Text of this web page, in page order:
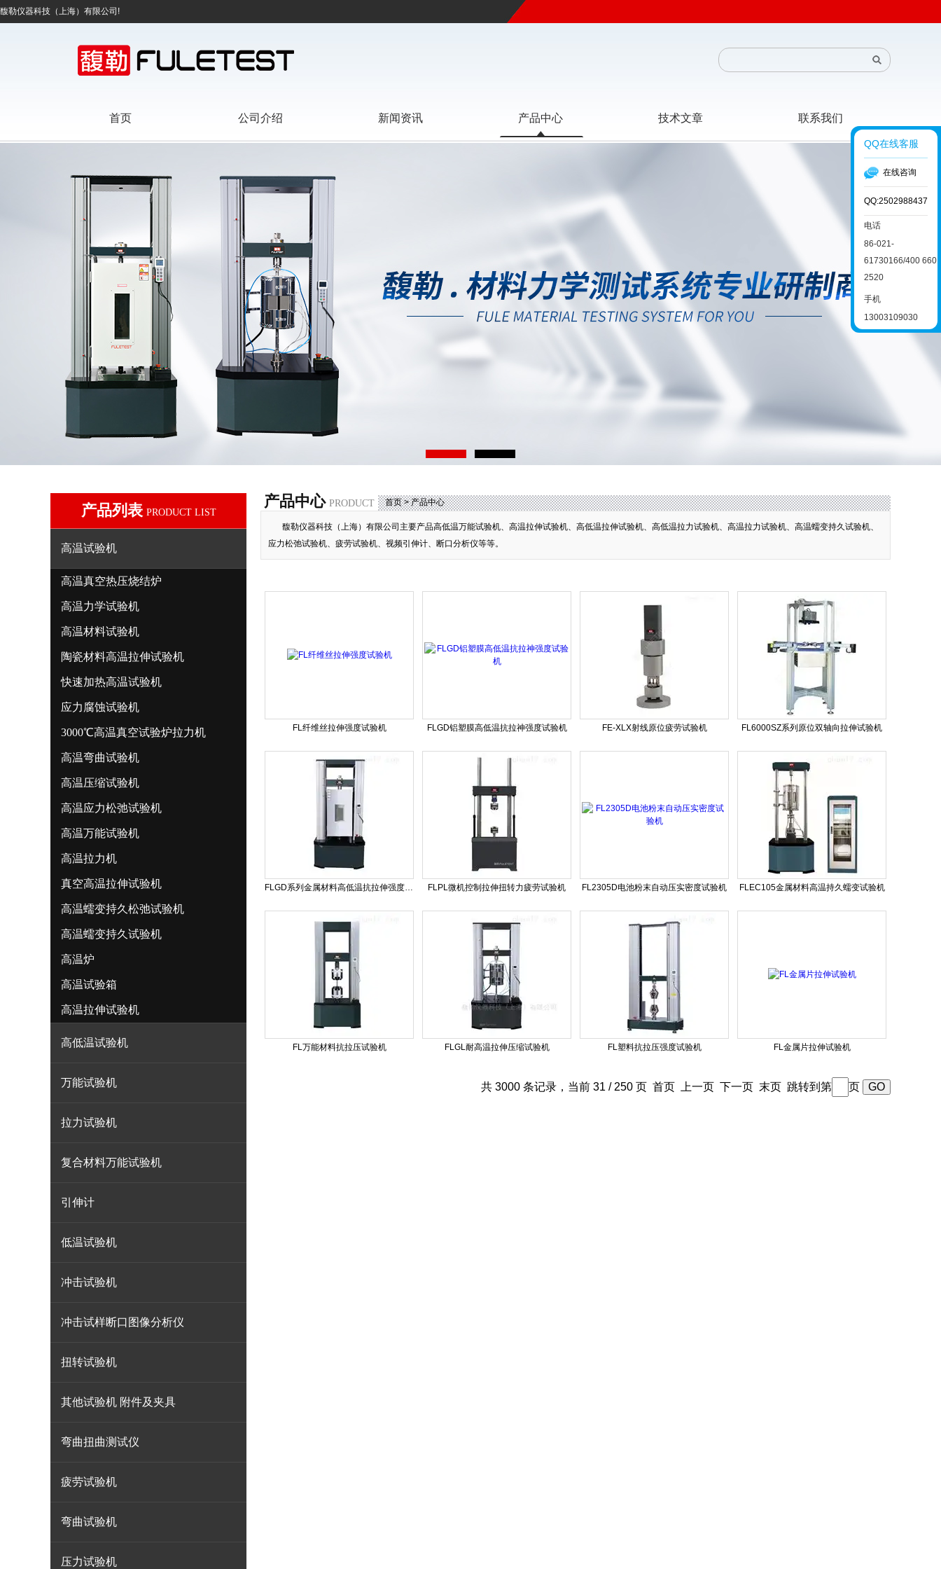
馥勒仪器科技（上海）有限公司!
首页 公司介绍 新闻资讯 产品中心 技术文章 联系我们
产品列表 PRODUCT LIST
高温试验机
高温真空热压烧结炉
高温力学试验机
高温材料试验机
陶瓷材料高温拉伸试验机
快速加热高温试验机
应力腐蚀试验机
3000℃高温真空试验炉拉力机
高温弯曲试验机
高温压缩试验机
高温应力松弛试验机
高温万能试验机
高温拉力机
真空高温拉伸试验机
高温蠕变持久松弛试验机
高温蠕变持久试验机
高温炉
高温试验箱
高温拉伸试验机
高低温试验机
万能试验机
拉力试验机
复合材料万能试验机
引伸计
低温试验机
冲击试验机
冲击试样断口图像分析仪
扭转试验机
其他试验机 附件及夹具
弯曲扭曲测试仪
疲劳试验机
弯曲试验机
压力试验机
产品中心 PRODUCT 首页> 产品中心
馥勒仪器科技（上海）有限公司主要产品高低温万能试验机、高温拉伸试验机、高低温拉伸试验机、高低温拉力试验机、高温拉力试验机、高温蠕变持久试验机、
应力松弛试验机、疲劳试验机、视频引伸计、断口分析仪等等。
FL纤维丝拉伸强度试验机 FLGD铝塑膜高低温抗拉神强度试验机 FE-XLX射线原位疲劳试验机 FL6000SZ系列原位双轴向拉伸试验机
FLGD系列金属材料高低温抗拉伸强度试验机 FLPL微机控制拉伸扭转力疲劳试验机 FL2305D电池粉末自动压实密度试验机 FLEC105金属材料高温持久蠕变试验机
FL万能材料抗拉压试验机 FLGL耐高温拉伸压缩试验机 FL塑料抗拉压强度试验机 FL金属片拉伸试验机
共 3000 条记录，当前 31 / 250 页 首页 上一页 下一页 末页 跳转到第 页
QQ在线客服
在线咨询
QQ:2502988437
电话
86-021-
61730166/400 660
2520
手机
13003109030